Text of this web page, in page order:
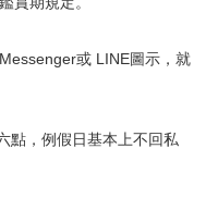
或 LINE圖示，就
點，例假日基本上不回私